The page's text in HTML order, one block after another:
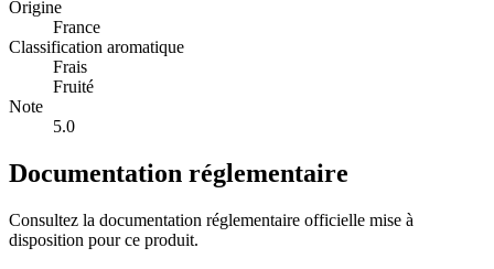
Origine
France
Classification aromatique
Frais
Fruité
Note
5.0
Documentation réglementaire
Consultez la documentation réglementaire officielle mise à
disposition pour ce produit.